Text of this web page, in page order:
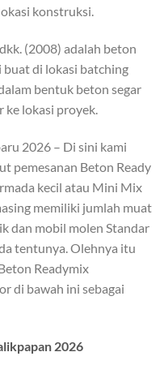
konstruksi.
(2008) adalah beton
di lokasi batching
bentuk beton segar
ke lokasi proyek.
2026 – Di sini kami
pemesanan Beton Ready
kecil atau Mini Mix
memiliki jumlah muat
dan mobil molen Standar
tentunya. Olehnya itu
Readymix
di bawah ini sebagai
2026